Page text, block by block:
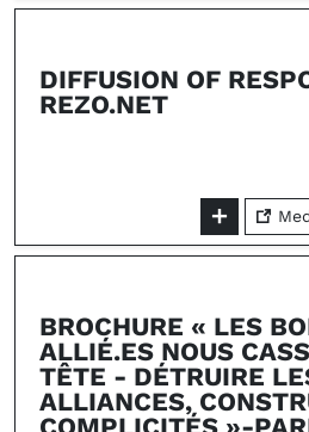
DIFFUSION OF
REZO.NET
BROCHURE « LES
ALLIÉ.ES NOUS
TÊTE - DÉTRUIRE
ALLIANCES,